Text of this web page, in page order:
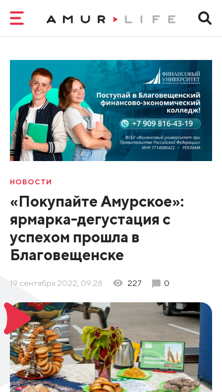
НОВОСТИ
«Покупайте Амурское»:
ярмарка-дегустация с
успехом прошла в
Благовещенске
19 сентября 2022, 09:28 227 0